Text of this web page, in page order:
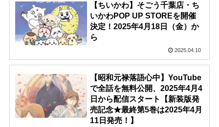
【ちいかわ】そごう千葉店・ち
いかわPOP UP STOREを開催
決定！2025年4月18日（金）か
ら
2025.04.10
【昭和元禄落語心中】YouTube
で全話を無料公開、2025年4月4
日から配信スタート【新装版発
売記念★最終第5巻は2025年4月
11日発売！】